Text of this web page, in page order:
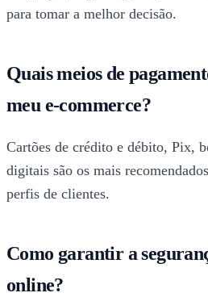
para tomar a melhor decisão.
Quais meios de
meu e-commerce?
Cartões de crédito e débito, Pix,
digitais são os mais
perfis de clientes.
Como garantir a
online?